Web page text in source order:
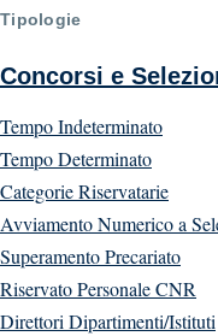
page page
Tipologie
Concorsi e
Tempo Indeterminato
Tempo Determinato
Categorie Riservatarie
Avviamento Numerico a
Superamento Precariato
Riservato Personale CNR
Direttori Dipartimenti/Istituti